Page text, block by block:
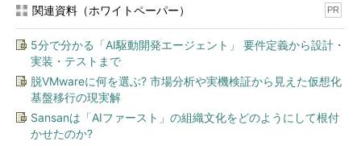
関連資料（ホワイトペーパー） PR
5分で分かる「AI駆動開発エージェント」 要件定義から設計・
実装・テストまで
脱VMwareに何を選ぶ? 市場分析や実機検証から見えた仮想化
基盤移行の現実解
Sansanは「AIファースト」の組織文化をどのようにして根付
かせたのか?